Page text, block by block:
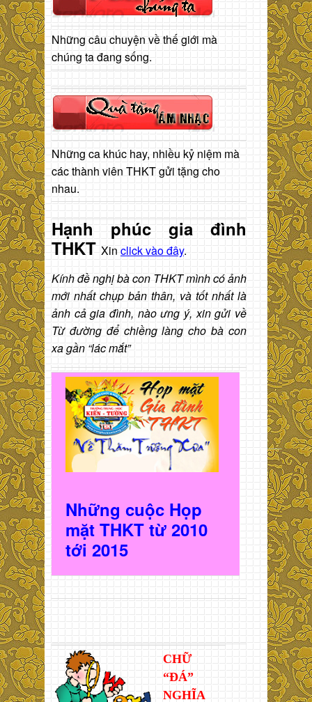
Những câu chuyện về thế giới mà
chúng ta đang sống.
Những ca khúc hay, nhiều kỷ niệm mà
các thành viên THKT gửi tặng cho
nhau.
Hạnh phúc gia đình
THKT Xin click vào đây.
Kính đề nghị bà con THKT mình có ảnh
mới nhất chụp bản thân, và tốt nhất là
ảnh cả gia đình, nào ưng ý, xin gửi về
Từ đường để chiềng làng cho bà con
xa gần “lác mắt”
Những cuộc Họp
mặt THKT từ 2010
tới 2015
CHỮ
“ĐÁ”
NGHĨA